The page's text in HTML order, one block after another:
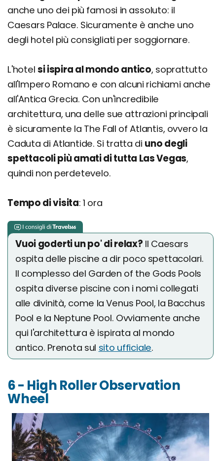
anche uno dei più famosi in assoluto: il
Caesars Palace. Sicuramente è anche uno
degli hotel più consigliati per soggiornare.
L'hotel si ispira al mondo antico, soprattutto
all'Impero Romano e con alcuni richiami anche
all'Antica Grecia. Con un'incredibile
architettura, una delle sue attrazioni principali
è sicuramente la The Fall of Atlantis, ovvero la
Caduta di Atlantide. Si tratta di uno degli
spettacoli più amati di tutta Las Vegas,
quindi non perdetevelo.
Tempo di visita: 1 ora
Vuoi goderti un po' di relax? Il Caesars
ospita delle piscine a dir poco spettacolari.
Il complesso del Garden of the Gods Pools
ospita diverse piscine con i nomi collegati
alle divinità, come la Venus Pool, la Bacchus
Pool e la Neptune Pool. Ovviamente anche
qui l'architettura è ispirata al mondo
antico. Prenota sul sito ufficiale.
6 - High Roller Observation
Wheel